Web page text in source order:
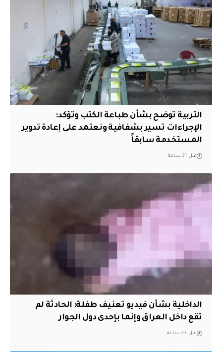
التربية توضح بشأن طباعة الكتب وتؤكد:
الإجراءات تسير بشفافية ونعتمد على إعادة تدوير
المستخدمة سابقاً
قبل 21 ساعة
الداخلية بشأن فيديو تعنيف طفلة: الحادثة لم
تقع داخل العراق وإنما بإحدى دول الجوار
قبل 23 ساعة